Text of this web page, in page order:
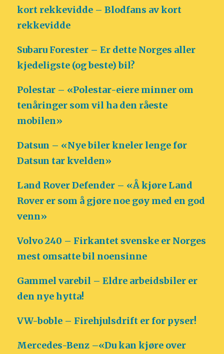
kort rekkevidde – Blodfans av kort
rekkevidde
Subaru Forester – Er dette Norges aller
kjedeligste (og beste) bil?
Polestar – «Polestar-eiere minner om
tenåringer som vil ha den råeste
mobilen»
Datsun – «Nye biler kneler lenge før
Datsun tar kvelden»
Land Rover Defender – «Å kjøre Land
Rover er som å gjøre noe gøy med en god
venn»
Volvo 240 – Firkantet svenske er Norges
mest omsatte bil noensinne
Gammel varebil – Eldre arbeidsbiler er
den nye hytta!
VW-boble – Firehjulsdrift er for pyser!
Mercedes-Benz –«Du kan kjøre over